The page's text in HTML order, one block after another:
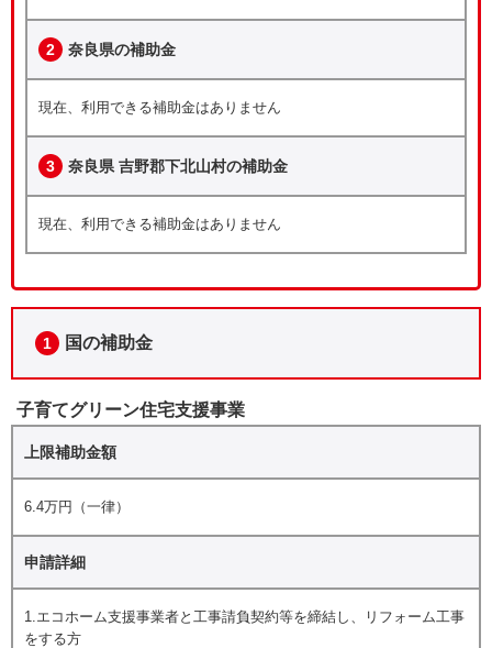
2 奈良県の補助金
現在、利用できる補助金はありません
3 奈良県 吉野郡下北山村の補助金
現在、利用できる補助金はありません
1 国の補助金
子育てグリーン住宅支援事業
上限補助金額
6.4万円（一律）
申請詳細
1.エコホーム支援事業者と工事請負契約等を締結し、リフォーム工事
をする方